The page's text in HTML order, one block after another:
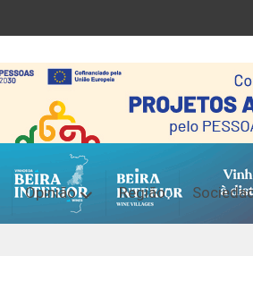
Opinião Região